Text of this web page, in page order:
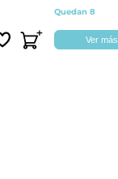
Quedan 8
Ver más